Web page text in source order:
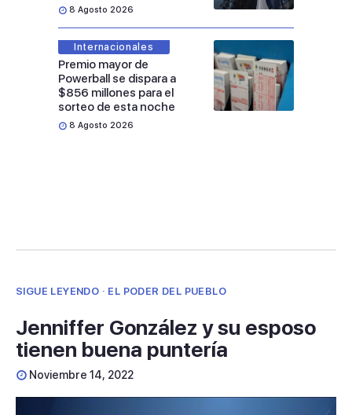
8 Agosto 2026
Internacionales
Premio mayor de
Powerball se dispara a
$856 millones para el
sorteo de esta noche
8 Agosto 2026
SIGUE LEYENDO · EL PODER DEL PUEBLO
Jenniffer González y su esposo
tienen buena puntería
Noviembre 14, 2022